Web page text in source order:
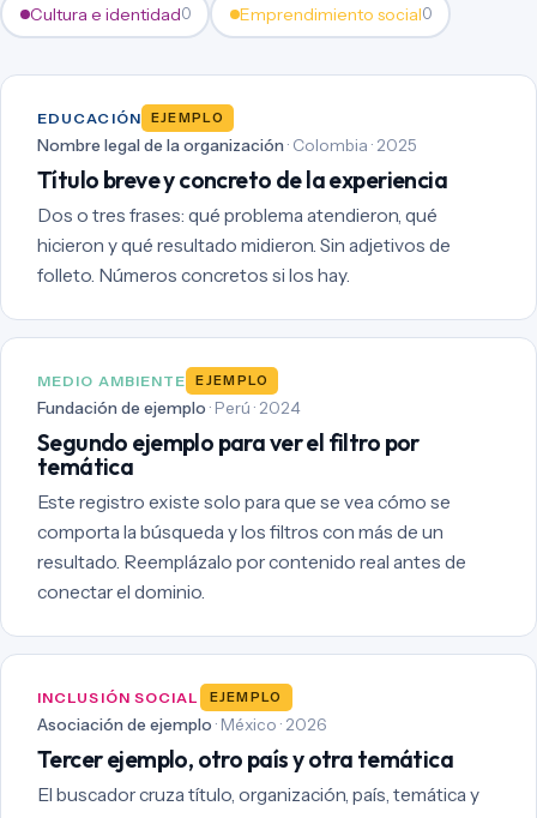
Cultura e identidad0 Emprendimiento social0
EDUCACIÓN EJEMPLO
Nombre legal de la organización · Colombia · 2025
Título breve y concreto de la experiencia
Dos o tres frases: qué problema atendieron, qué
hicieron y qué resultado midieron. Sin adjetivos de
folleto. Números concretos si los hay.
MEDIO AMBIENTE EJEMPLO
Fundación de ejemplo · Perú · 2024
Segundo ejemplo para ver el filtro por
temática
Este registro existe solo para que se vea cómo se
comporta la búsqueda y los filtros con más de un
resultado. Reemplázalo por contenido real antes de
conectar el dominio.
INCLUSIÓN SOCIAL EJEMPLO
Asociación de ejemplo · México · 2026
Tercer ejemplo, otro país y otra temática
El buscador cruza título, organización, país, temática y